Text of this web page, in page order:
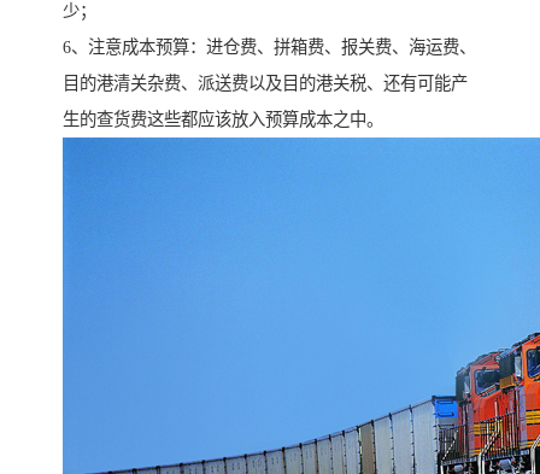
少；
6、注意成本预算：进仓费、拼箱费、报关费、海运费、
目的港清关杂费、派送费以及目的港关税、还有可能产
生的查货费这些都应该放入预算成本之中。